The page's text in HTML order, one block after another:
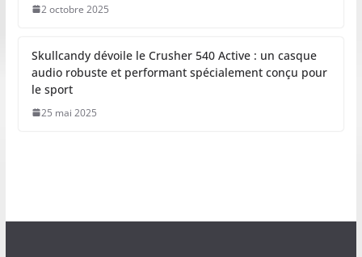
2 octobre 2025
Skullcandy dévoile le Crusher 540 Active : un casque
audio robuste et performant spécialement conçu pour
le sport
25 mai 2025